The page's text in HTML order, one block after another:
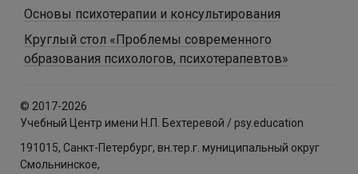
Основы психотерапии и консультирования
Круглый стол «Проблемы современного
образования психологов, психотерапевтов»
© 2017-2026
Учебный Центр имени Н.П. Бехтеревой / psy.education
191015, Санкт-Петербург, вн.тер.г. муниципальный округ
Смольнинское,